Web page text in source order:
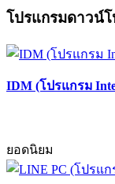
โปรแกรมดาวน์
IDM (โปรแกรม
ยอดนิยม